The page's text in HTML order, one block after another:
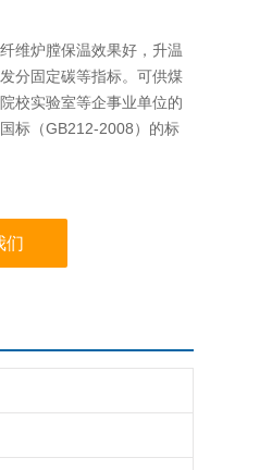
维炉膛保温效果好，升温
分固定碳等指标。可供煤
校实验室等企事业单位的
标（GB212-2008）的标
们